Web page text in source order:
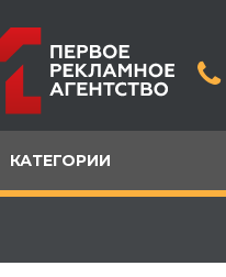
КАТЕГОРИИ